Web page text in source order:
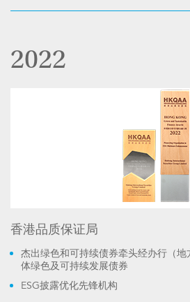
2022
香港品质保证局
杰出绿色和可持续债券牵头经办行（
体绿色及可持续发展债券
ESG披露优化先锋机构